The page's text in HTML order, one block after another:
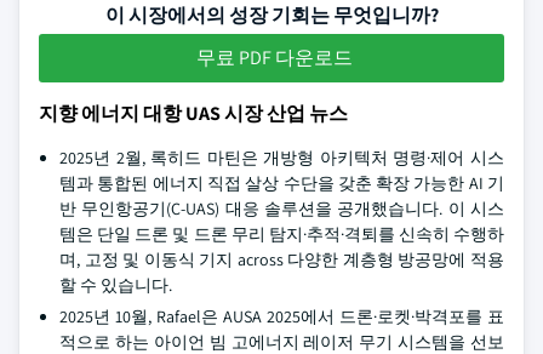
이 시장에서의 성장 기회는 무엇입니까?
무료 PDF 다운로드
지향 에너지 대항 UAS 시장 산업 뉴스
2025년 2월, 록히드 마틴은 개방형 아키텍처 명령·제어 시스
템과 통합된 에너지 직접 살상 수단을 갖춘 확장 가능한 AI 기
반 무인항공기(C-UAS) 대응 솔루션을 공개했습니다. 이 시스
템은 단일 드론 및 드론 무리 탐지·추적·격퇴를 신속히 수행하
며, 고정 및 이동식 기지 across 다양한 계층형 방공망에 적용
할 수 있습니다.
2025년 10월, Rafael은 AUSA 2025에서 드론·로켓·박격포를 표
적으로 하는 아이언 빔 고에너지 레이저 무기 시스템을 선보